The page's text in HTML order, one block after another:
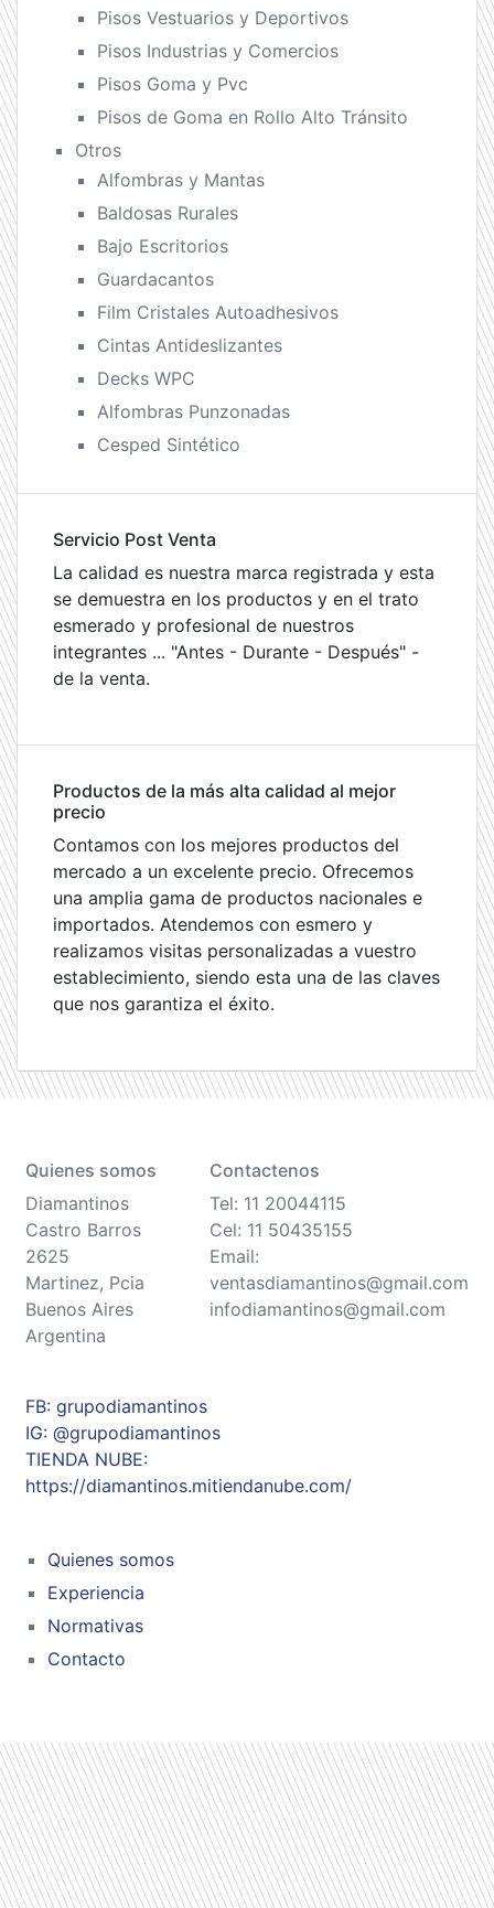
Pisos Vestuarios y Deportivos
Pisos Industrias y Comercios
Pisos Goma y Pvc
Pisos de Goma en Rollo Alto Tránsito
Otros
Alfombras y Mantas
Baldosas Rurales
Bajo Escritorios
Guardacantos
Film Cristales Autoadhesivos
Cintas Antideslizantes
Decks WPC
Alfombras Punzonadas
Cesped Sintético
Servicio Post Venta
La calidad es nuestra marca registrada y esta
se demuestra en los productos y en el trato
esmerado y profesional de nuestros
integrantes ... "Antes - Durante - Después" -
de la venta.
Productos de la más alta calidad al mejor
precio
Contamos con los mejores productos del
mercado a un excelente precio. Ofrecemos
una amplia gama de productos nacionales e
importados. Atendemos con esmero y
realizamos visitas personalizadas a vuestro
establecimiento, siendo esta una de las claves
que nos garantiza el éxito.
Quienes somos
Diamantinos
Castro Barros
2625
Martinez, Pcia
Buenos Aires
Argentina
Contactenos
Tel: 11 20044115
Cel: 11 50435155
Email:
ventasdiamantinos@gmail.com
infodiamantinos@gmail.com
FB: grupodiamantinos
IG: @grupodiamantinos
TIENDA NUBE:
https://diamantinos.mitiendanube.com/
Quienes somos
Experiencia
Normativas
Contacto